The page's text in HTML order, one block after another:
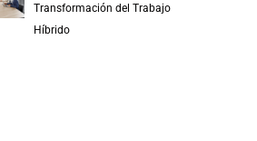
Transformación del Trabajo
Híbrido